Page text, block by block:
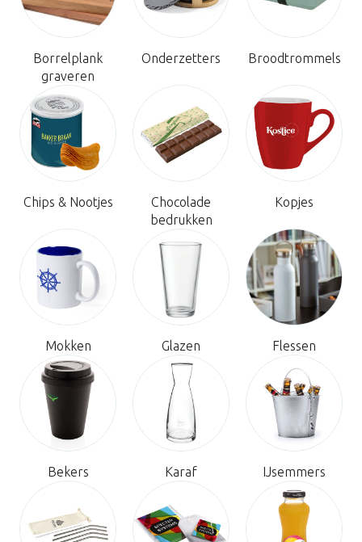
Borrelplank
graveren
Onderzetters Broodtrommels
Chips & Nootjes
Chocolade
bedrukken
Kopjes
Mokken Glazen Flessen
Bekers Karaf IJsemmers